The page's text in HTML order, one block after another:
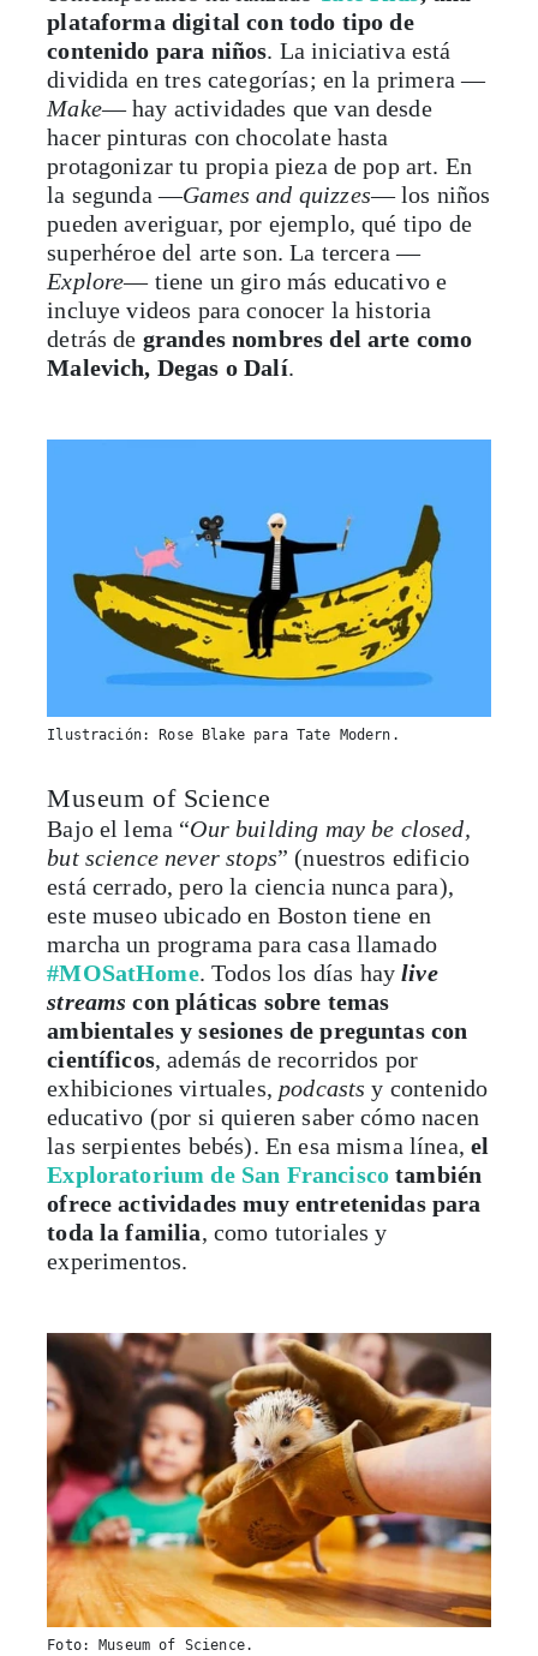
plataforma digital con todo tipo de
contenido para niños. La iniciativa está
dividida en tres categorías; en la primera —
Make— hay actividades que van desde
hacer pinturas con chocolate hasta
protagonizar tu propia pieza de pop art. En
la segunda —Games and quizzes— los niños
pueden averiguar, por ejemplo, qué tipo de
superhéroe del arte son. La tercera —
Explore— tiene un giro más educativo e
incluye videos para conocer la historia
detrás de grandes nombres del arte como
Malevich, Degas o Dalí.
Ilustración: Rose Blake para Tate Modern.
Museum of Science
Bajo el lema “Our building may be closed,
but science never stops” (nuestros edificio
está cerrado, pero la ciencia nunca para),
este museo ubicado en Boston tiene en
marcha un programa para casa llamado
#MOSatHome. Todos los días haylive
streams con pláticas sobre temas
ambientales y sesiones de preguntas con
científicos, además de recorridos por
exhibiciones virtuales, podcastsy contenido
educativo (por si quieren saber cómo nacen
las serpientes bebés). En esa misma línea,el
Exploratorium de San Francisco también
ofrece actividades muy entretenidas para
toda la familia, como tutoriales y
experimentos.
Foto: Museum of Science.